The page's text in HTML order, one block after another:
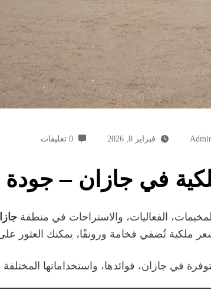
فبراير 8, 2026 0 تعليقات
في جازان – جودة
الفعاليات، والاستراحات في منطقة
ملكية تُضفي فخامة ورونقًا، يمكنك العثور
في جازان، فوائدها، واستخداماتها